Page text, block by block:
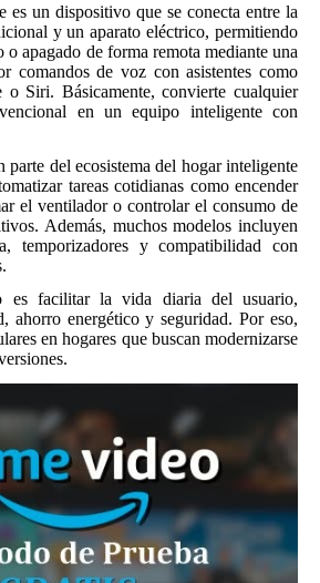
es un dispositivo que se conecta entre la
y un aparato eléctrico, permitiendo
o apagado de forma remota mediante una
comandos de voz con asistentes como
Siri. Básicamente, convierte cualquier
en un equipo inteligente con
parte del ecosistema del hogar inteligente
tareas cotidianas como encender
el ventilador o controlar el consumo de
Además, muchos modelos incluyen
temporizadores y compatibilidad con
es facilitar la vida diaria del usuario,
ahorro energético y seguridad. Por eso,
en hogares que buscan modernizarse